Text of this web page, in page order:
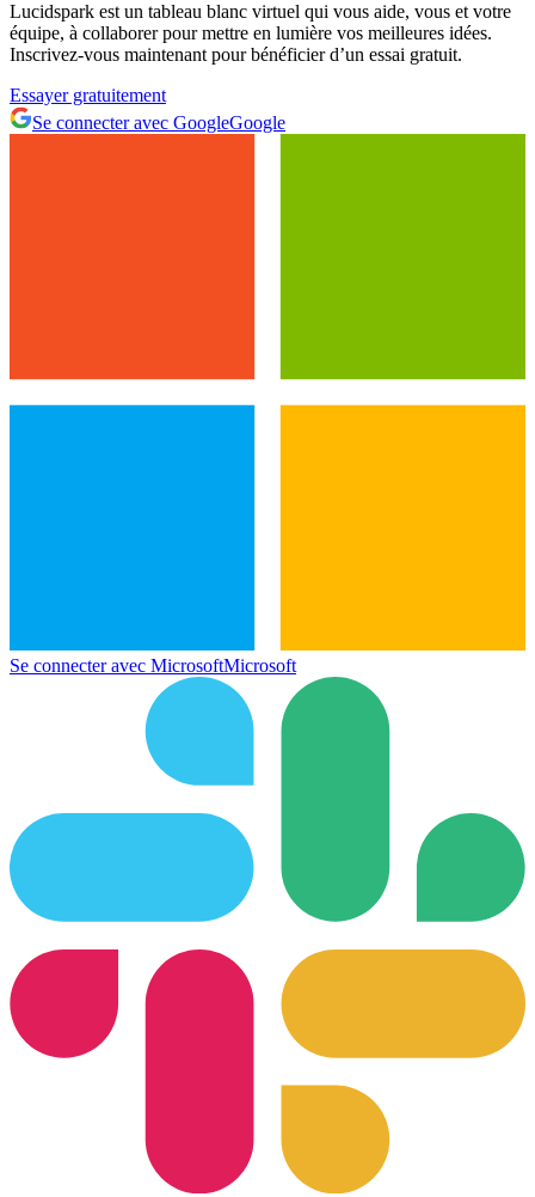
Lucidspark est un tableau blanc virtuel qui vous aide, vous et votre
équipe, à collaborer pour mettre en lumière vos meilleures idées.
Inscrivez-vous maintenant pour bénéficier d’un essai gratuit.
Essayer gratuitement
Se connecter avec GoogleGoogle
Se connecter avec MicrosoftMicrosoft